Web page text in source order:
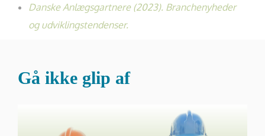
Danske Anlægsgartnere (2023). Branchenyheder
og udviklingstendenser.
Gå ikke glip af